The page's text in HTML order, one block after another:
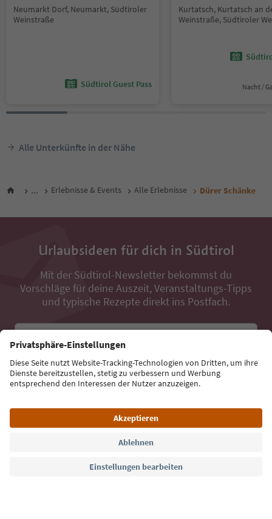
Neumarkt Dorf, Neumarkt, Südtiroler
Weinstraße
Südtirol Guest Pass
Kurtatsch, Kurtatsch an
Weinstraße, Südtiroler
Nacht /
Alle Unterkünfte in der Nähe
... Erlebnisse & Events Alle Erlebnisse Dürer Schänke
Urlaubsideen für dich in Südtirol
Mit der Südtirol-Newsletter bekommst du
Vorschläge für deine Auszeit, Veranstaltungs-Tipps
und typische Rezepte direkt ins Postfach.
Jetzt anmelden